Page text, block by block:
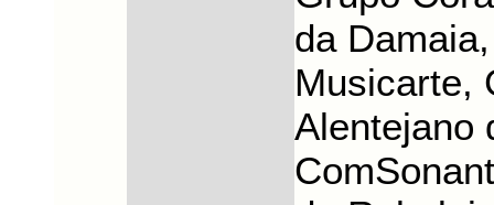
da
Musicarte,
Alentejano